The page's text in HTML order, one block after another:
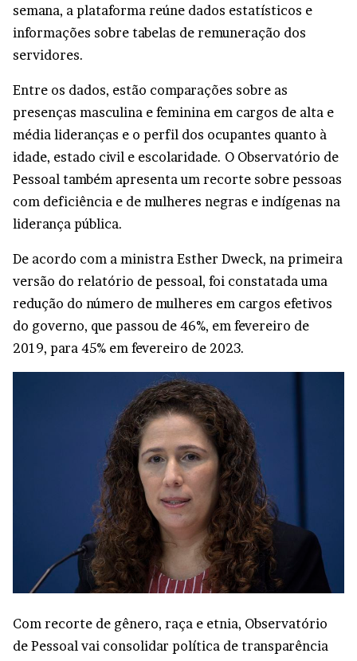
semana, a plataforma reúne dados estatísticos e
informações sobre tabelas de remuneração dos
servidores.
Entre os dados, estão comparações sobre as
presenças masculina e feminina em cargos de alta e
média lideranças e o perfil dos ocupantes quanto à
idade, estado civil e escolaridade. O Observatório de
Pessoal também apresenta um recorte sobre pessoas
com deficiência e de mulheres negras e indígenas na
liderança pública.
De acordo com a ministra Esther Dweck, na primeira
versão do relatório de pessoal, foi constatada uma
redução do número de mulheres em cargos efetivos
do governo, que passou de 46%, em fevereiro de
2019, para 45% em fevereiro de 2023.
Com recorte de gênero, raça e etnia, Observatório
de Pessoal vai consolidar política de transparência